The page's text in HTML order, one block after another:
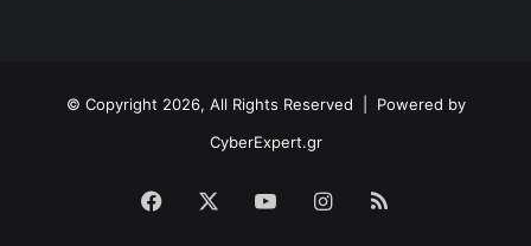
© Copyright 2026, All Rights Reserved | Powered by
CyberExpert.gr
Facebook YouTubeInstagram